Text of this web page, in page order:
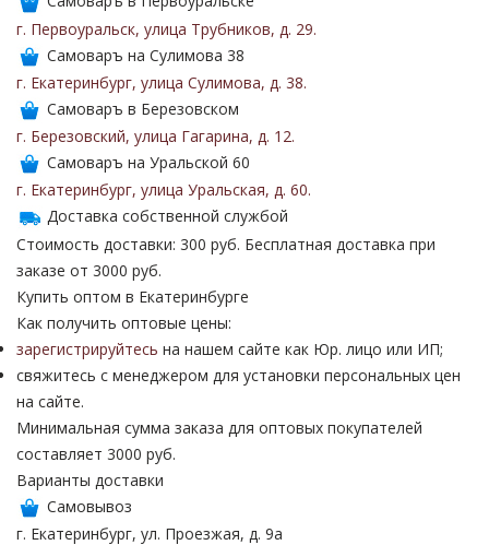
г. Первоуральск, улица Трубников, д. 29.
Самоваръ на Сулимова 38
г. Екатеринбург, улица Сулимова, д. 38.
Самоваръ в Березовском
г. Березовский, улица Гагарина, д. 12.
Самоваръ на Уральской 60
г. Екатеринбург, улица Уральская, д. 60.
Доставка собственной службой
Стоимость доставки: 300 руб. Бесплатная доставка при
заказе от 3000 руб.
Купить оптом в Екатеринбурге
Как получить оптовые цены:
зарегистрируйтесь на нашем сайте как Юр. лицо или ИП;
свяжитесь с менеджером для установки персональных цен
на сайте.
Минимальная сумма заказа для оптовых покупателей
составляет 3000 руб.
Варианты доставки
Самовывоз
г. Екатеринбург, ул. Проезжая, д. 9а